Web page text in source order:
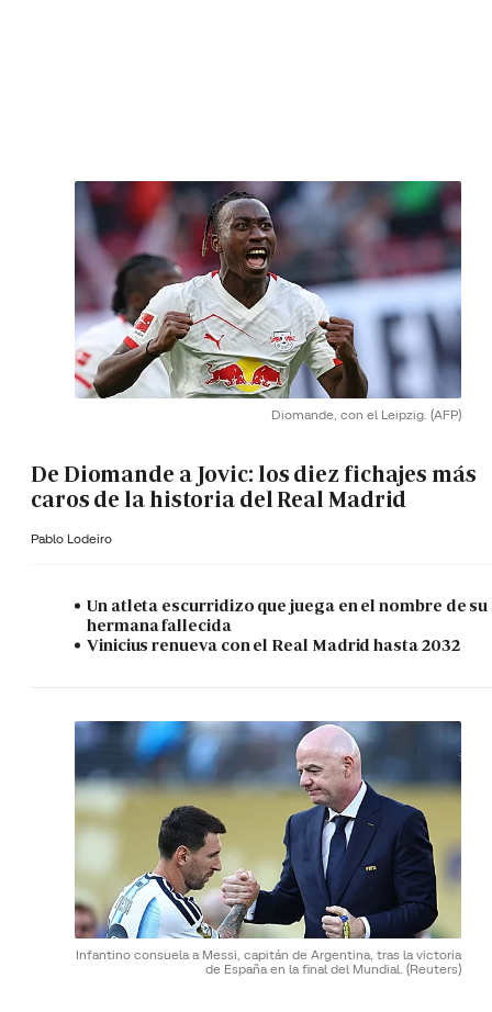
Diomande, con el Leipzig. (AFP)
De Diomande a Jovic: los diez fichajes más
caros de la historia del Real Madrid
Pablo Lodeiro
Un atleta escurridizo que juega en el nombre de su
hermana fallecida
Vinicius renueva con el Real Madrid hasta 2032
Infantino consuela a Messi, capitán de Argentina, tras la victoria
de España en la final del Mundial. (Reuters)